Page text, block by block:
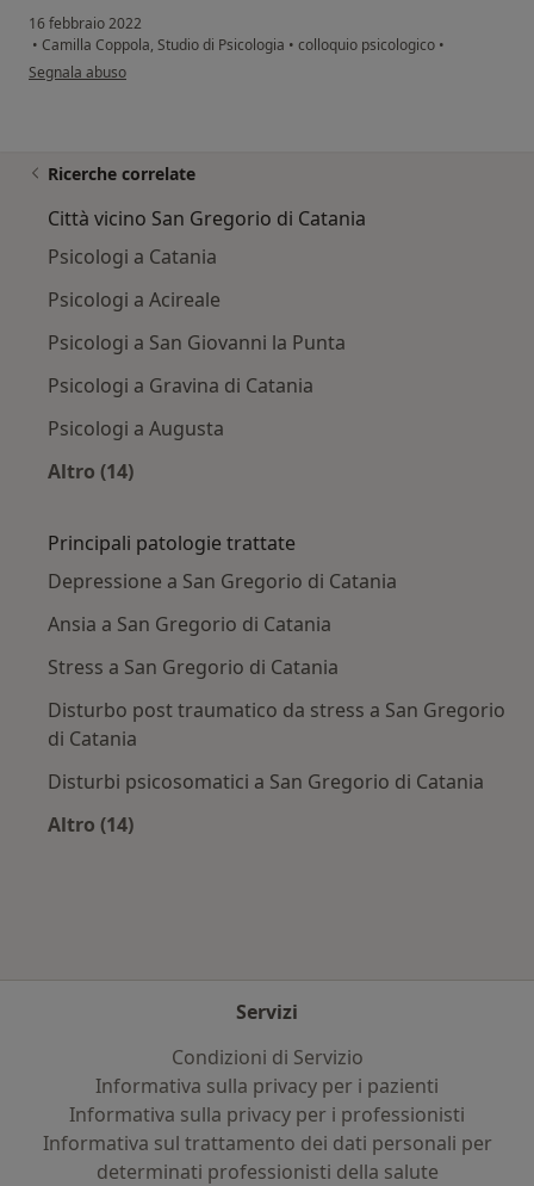
16 febbraio 2022
• Camilla Coppola, Studio di Psicologia • colloquio psicologico •
secondo l'opinione dell'utente Emilia C.
Segnala abuso
Ricerche correlate
Città vicino San Gregorio di Catania
Psicologi a Catania
Psicologi a Acireale
Psicologi a San Giovanni la Punta
Psicologi a Gravina di Catania
Psicologi a Augusta
Altro (14)
Principali patologie trattate
Depressione a San Gregorio di Catania
Ansia a San Gregorio di Catania
Stress a San Gregorio di Catania
Disturbo post traumatico da stress a San Gregorio
di Catania
Disturbi psicosomatici a San Gregorio di Catania
Altro (14)
Servizi
Condizioni di Servizio
Informativa sulla privacy per i pazienti
Informativa sulla privacy per i professionisti
Informativa sul trattamento dei dati personali per
determinati professionisti della salute